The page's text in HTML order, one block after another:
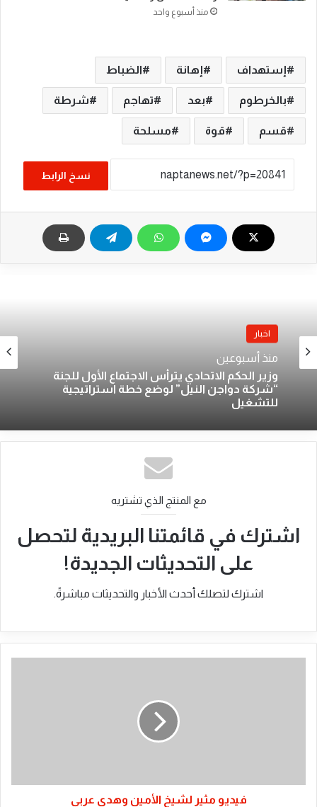
منذ أسبوع واحد
إستهداف إهانة الضباط
بالخرطوم بعد تهاجم شرطة
قسم قوة مسلحة
نسخ الرابط
اخبار
منذ أسبوعين
وزير الحكم الاتحادي يترأس الاجتماع الأول للجنة
“شركة دواجن النيل” لوضع خطة استراتيجية
للتشغيل
مع المنتج الذي تشتريه
اشترك في قائمتنا البريدية لتحصل
على التحديثات الجديدة!
اشترك لتصلك أحدث الأخبار والتحديثات مباشرةً.
فيديو مثير لشيخ الأمين وهدى عربي